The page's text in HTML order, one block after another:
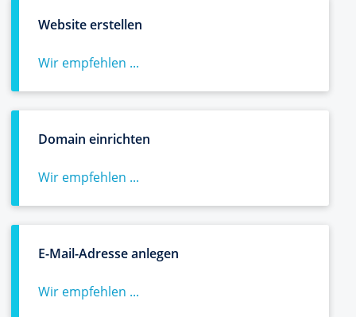
Website erstellen
Wir empfehlen ...
Domain einrichten
Wir empfehlen ...
E-Mail-Adresse anlegen
Wir empfehlen ...